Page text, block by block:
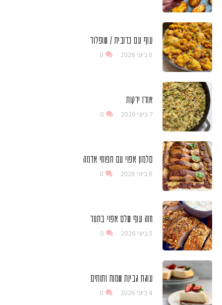
עוף עם כרובית / שופלור
8 ביוני 2026 0
אורז ירקות
7 ביוני 2026 0
סלמון אפוי עם תפוחי אדמה
6 ביוני 2026 0
חזה עוף שלם אפוי בתנור
5 ביוני 2026 0
עוגת גבינת שמנת ותותים
4 ביוני 2026 0